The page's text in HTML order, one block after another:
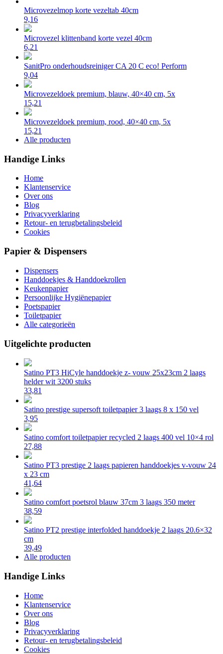
Microvezelmop korte vezeltab 40cm
9,16
Microvezel klittenband korte vezel 40cm
6,21
SanitPro onderhoudsreiniger CA 20 C eco! Perform
9,04
Microvezeldoek premium, blauw, 40×40 cm, 5x
15,21
Microvezeldoek premium, rood, 40×40 cm, 5x
15,21
Alle producten
Handige Links
Home
Klantenservice
Over ons
Blog
Privacyverklaring
Retour- en terugbetalingsbeleid
Cookies
Papier & Dispensers
Dispensers
Handdoekjes & Handdoekrollen
Keukenpapier
Persoonlijke Hygiënepapier
Poetspapier
Toiletpapier
Alle categorieën
Uitgelichte producten
Satino PT3 HiCyle handdoekje z- vouw 25x23cm 2 laags
helder wit 3200 stuks
33,81
Satino prestige supersoft toiletpapier 3 laags 8 x 150 vel
3,95
Satino comfort toiletpapier recycled 2 laags 400 vel 10×4 rol
27,88
Satino PT3 prestige 2 laags papieren handdoekjes v-vouw 24
x 23 cm
41,64
Satino comfort poetsrol blauw 37cm 3 laags 350 meter
38,59
Satino PT2 prestige interfolded handdoekje 2 laags 20.6×32
cm
39,49
Alle producten
Handige Links
Home
Klantenservice
Over ons
Blog
Privacyverklaring
Retour- en terugbetalingsbeleid
Cookies